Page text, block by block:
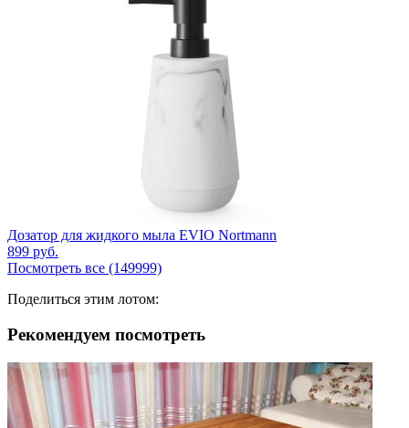
Дозатор для жидкого мыла EVIO Nortmann
899 руб.
Посмотреть все (149999)
Поделиться этим лотом:
Рекомендуем посмотреть